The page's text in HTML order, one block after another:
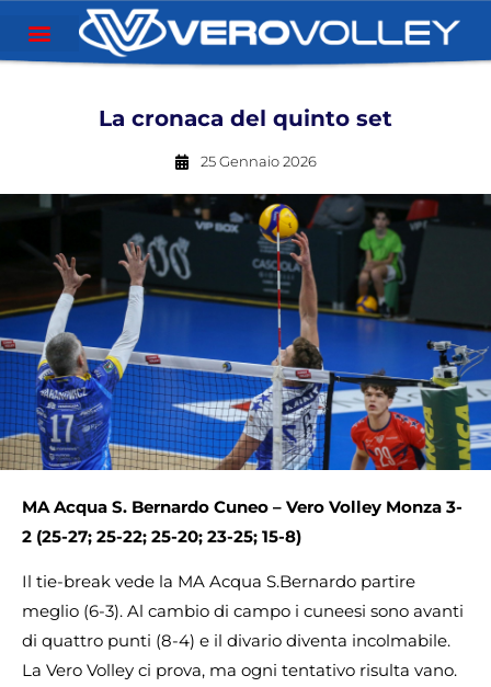
La cronaca del quinto set
25 Gennaio 2026
MA Acqua S. Bernardo Cuneo – Vero Volley Monza 3-
2 (25-27; 25-22; 25-20; 23-25; 15-8)
Il tie-break vede la MA Acqua S.Bernardo partire
meglio (6-3). Al cambio di campo i cuneesi sono avanti
di quattro punti (8-4) e il divario diventa incolmabile.
La Vero Volley ci prova, ma ogni tentativo risulta vano.